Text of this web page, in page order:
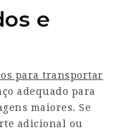
e
para transportar
adequado para
maiores. Se
adicional ou